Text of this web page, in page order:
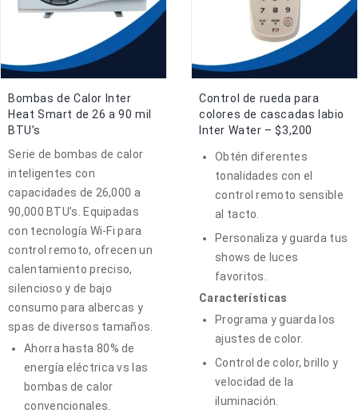
Bombas de Calor Inter
Heat Smart de 26 a 90 mil
BTU’s
Serie de bombas de calor
inteligentes con
capacidades de 26,000 a
90,000 BTU’s. Equipadas
con tecnología Wi-Fi para
control remoto, ofrecen un
calentamiento preciso,
silencioso y de bajo
consumo para albercas y
spas de diversos tamaños.
Ahorra hasta 80% de
energía eléctrica vs las
bombas de calor
convencionales.
Control de rueda para
colores de cascadas labio
Inter Water – $3,200
Obtén diferentes
tonalidades con el
control remoto sensible
al tacto.
Personaliza y guarda tus
shows de luces
favoritos.
Características
Programa y guarda los
ajustes de color.
Control de color, brillo y
velocidad de la
iluminación.